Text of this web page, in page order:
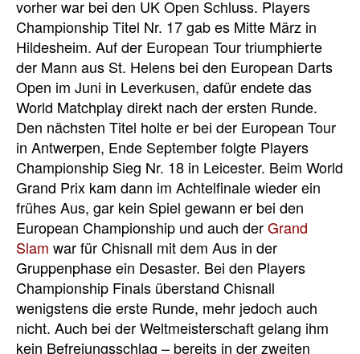
vorher war bei den UK Open Schluss. Players
Championship Titel Nr. 17 gab es Mitte März in
Hildesheim. Auf der European Tour triumphierte
der Mann aus St. Helens bei den European Darts
Open im Juni in Leverkusen, dafür endete das
World Matchplay direkt nach der ersten Runde.
Den nächsten Titel holte er bei der European Tour
in Antwerpen, Ende September folgte Players
Championship Sieg Nr. 18 in Leicester. Beim World
Grand Prix kam dann im Achtelfinale wieder ein
frühes Aus, gar kein Spiel gewann er bei den
European Championship und auch derGrand
Slam war für Chisnall mit dem Aus in der
Gruppenphase ein Desaster. Bei den Players
Championship Finals überstand Chisnall
wenigstens die erste Runde, mehr jedoch auch
nicht. Auch bei der Weltmeisterschaft gelang ihm
kein Befreiungsschlag – bereits in der zweiten